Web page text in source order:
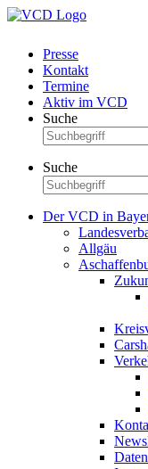
Presse
Kontakt
Termine
Aktiv im VCD
Suche
Suche
Der VCD in
Allgäu